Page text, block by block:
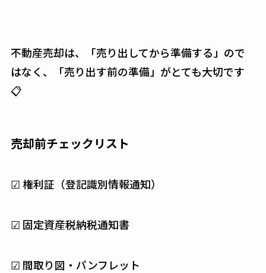
不動産売却は、「売り出してから準備する」ので
はなく、「売り出す前の準備」がとても大切です
📋
売却前チェックリスト
☑ 権利証（登記識別情報通知）
☑ 固定資産税納税通知書
☑ 間取り図・パンフレット